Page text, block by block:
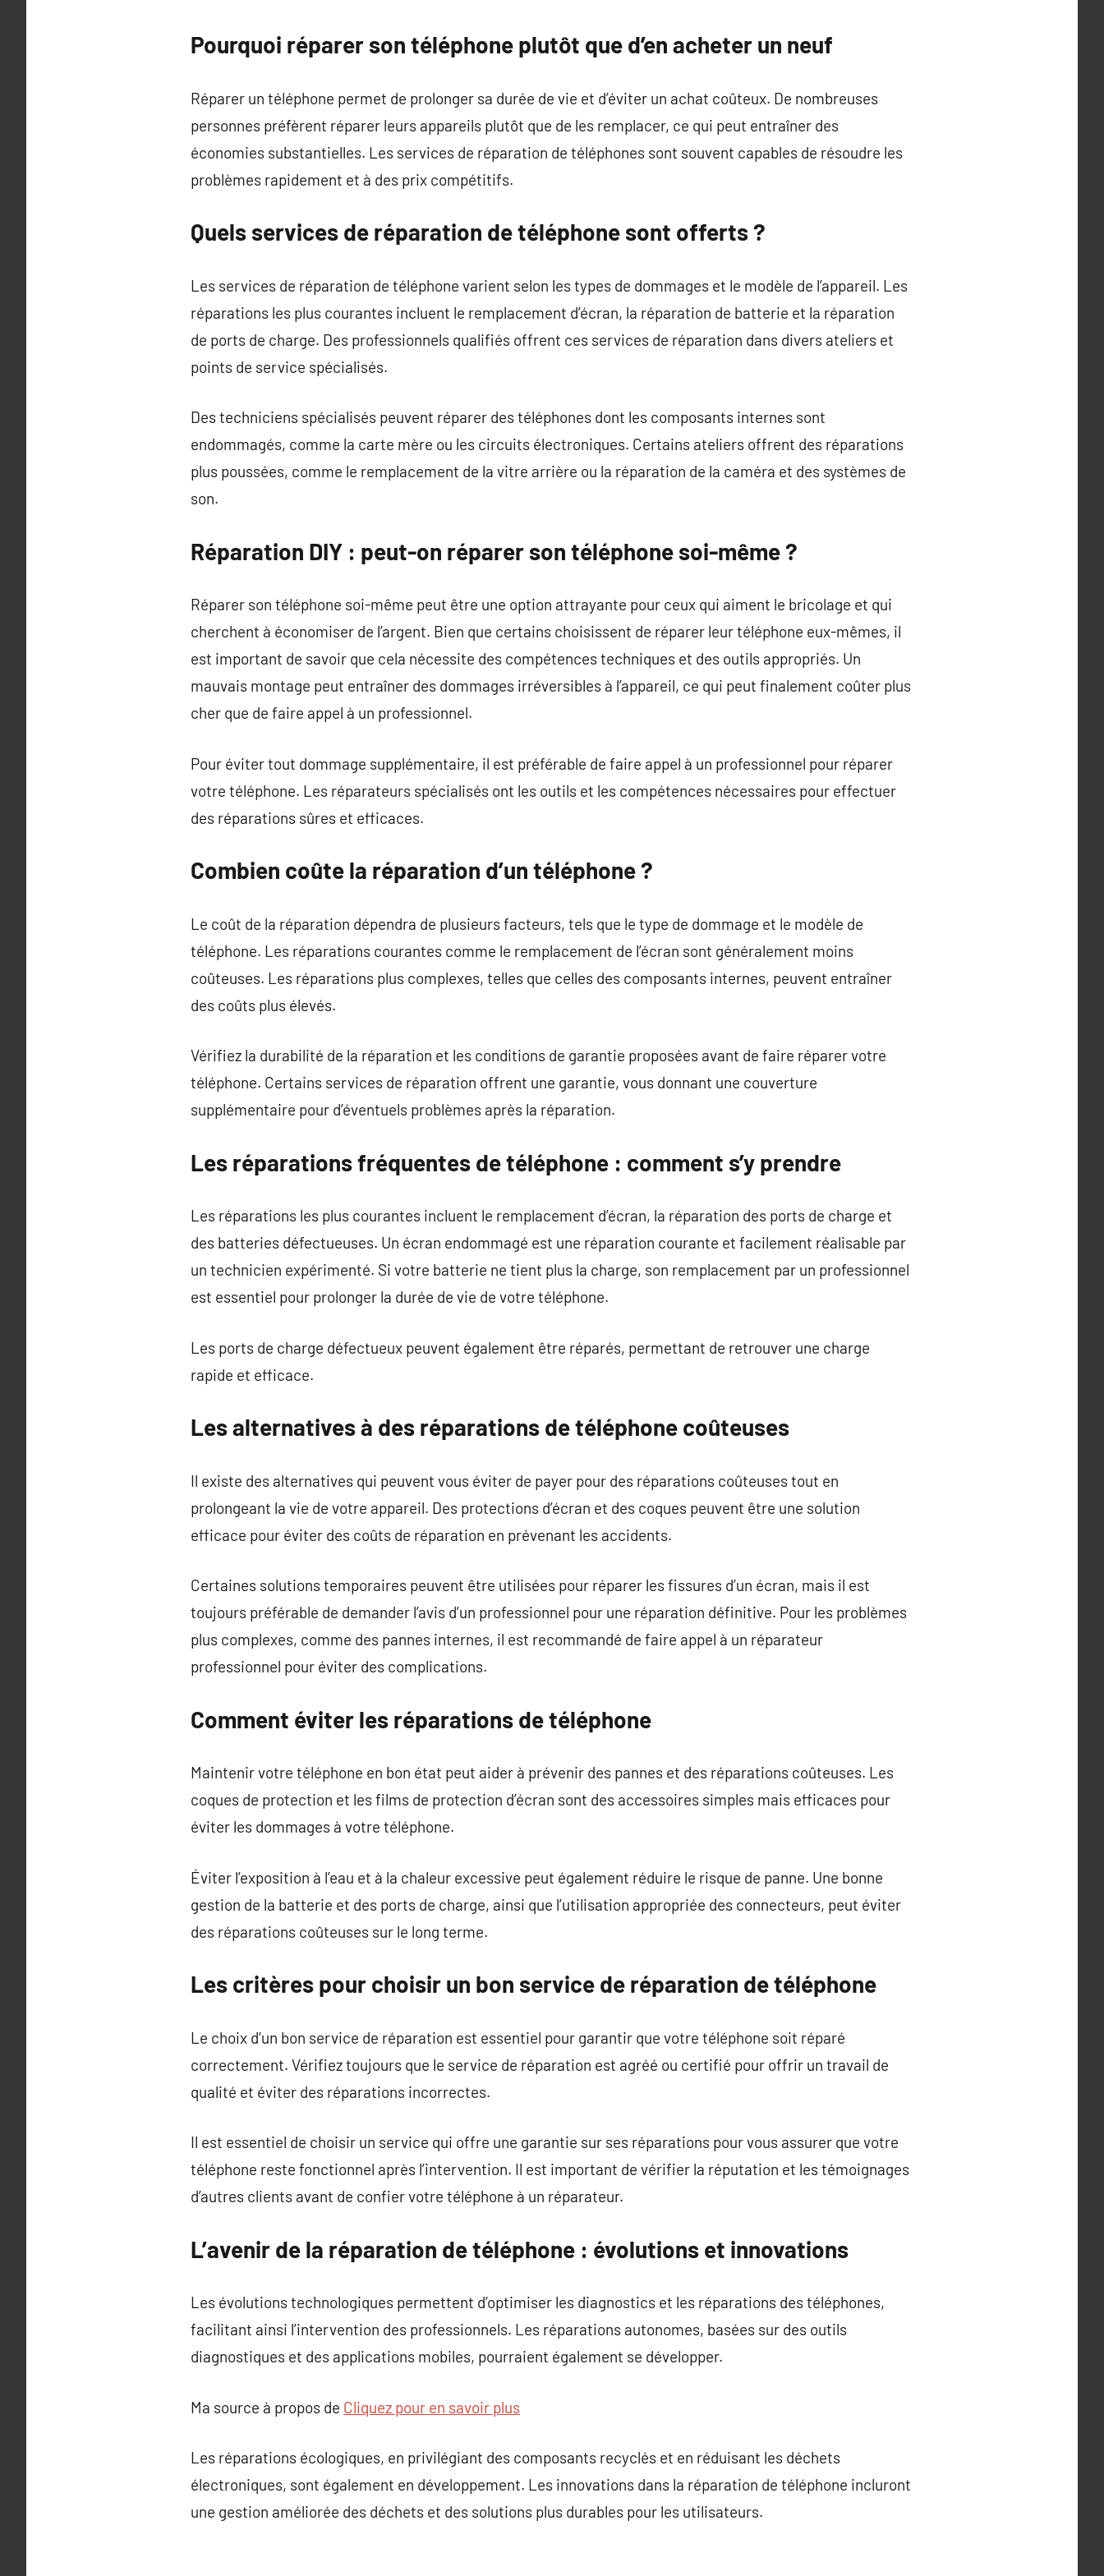
Pourquoi réparer son téléphone plutôt que d’en acheter un neuf
Réparer un téléphone permet de prolonger sa durée de vie et d’éviter un achat coûteux. De nombreuses
personnes préfèrent réparer leurs appareils plutôt que de les remplacer, ce qui peut entraîner des
économies substantielles. Les services de réparation de téléphones sont souvent capables de résoudre les
problèmes rapidement et à des prix compétitifs.
Quels services de réparation de téléphone sont offerts ?
Les services de réparation de téléphone varient selon les types de dommages et le modèle de l’appareil. Les
réparations les plus courantes incluent le remplacement d’écran, la réparation de batterie et la réparation
de ports de charge. Des professionnels qualifiés offrent ces services de réparation dans divers ateliers et
points de service spécialisés.
Des techniciens spécialisés peuvent réparer des téléphones dont les composants internes sont
endommagés, comme la carte mère ou les circuits électroniques. Certains ateliers offrent des réparations
plus poussées, comme le remplacement de la vitre arrière ou la réparation de la caméra et des systèmes de
son.
Réparation DIY : peut-on réparer son téléphone soi-même ?
Réparer son téléphone soi-même peut être une option attrayante pour ceux qui aiment le bricolage et qui
cherchent à économiser de l’argent. Bien que certains choisissent de réparer leur téléphone eux-mêmes, il
est important de savoir que cela nécessite des compétences techniques et des outils appropriés. Un
mauvais montage peut entraîner des dommages irréversibles à l’appareil, ce qui peut finalement coûter plus
cher que de faire appel à un professionnel.
Pour éviter tout dommage supplémentaire, il est préférable de faire appel à un professionnel pour réparer
votre téléphone. Les réparateurs spécialisés ont les outils et les compétences nécessaires pour effectuer
des réparations sûres et efficaces.
Combien coûte la réparation d’un téléphone ?
Le coût de la réparation dépendra de plusieurs facteurs, tels que le type de dommage et le modèle de
téléphone. Les réparations courantes comme le remplacement de l’écran sont généralement moins
coûteuses. Les réparations plus complexes, telles que celles des composants internes, peuvent entraîner
des coûts plus élevés.
Vérifiez la durabilité de la réparation et les conditions de garantie proposées avant de faire réparer votre
téléphone. Certains services de réparation offrent une garantie, vous donnant une couverture
supplémentaire pour d’éventuels problèmes après la réparation.
Les réparations fréquentes de téléphone : comment s’y prendre
Les réparations les plus courantes incluent le remplacement d’écran, la réparation des ports de charge et
des batteries défectueuses. Un écran endommagé est une réparation courante et facilement réalisable par
un technicien expérimenté. Si votre batterie ne tient plus la charge, son remplacement par un professionnel
est essentiel pour prolonger la durée de vie de votre téléphone.
Les ports de charge défectueux peuvent également être réparés, permettant de retrouver une charge
rapide et efficace.
Les alternatives à des réparations de téléphone coûteuses
Il existe des alternatives qui peuvent vous éviter de payer pour des réparations coûteuses tout en
prolongeant la vie de votre appareil. Des protections d’écran et des coques peuvent être une solution
efficace pour éviter des coûts de réparation en prévenant les accidents.
Certaines solutions temporaires peuvent être utilisées pour réparer les fissures d’un écran, mais il est
toujours préférable de demander l’avis d’un professionnel pour une réparation définitive. Pour les problèmes
plus complexes, comme des pannes internes, il est recommandé de faire appel à un réparateur
professionnel pour éviter des complications.
Comment éviter les réparations de téléphone
Maintenir votre téléphone en bon état peut aider à prévenir des pannes et des réparations coûteuses. Les
coques de protection et les films de protection d’écran sont des accessoires simples mais efficaces pour
éviter les dommages à votre téléphone.
Éviter l’exposition à l’eau et à la chaleur excessive peut également réduire le risque de panne. Une bonne
gestion de la batterie et des ports de charge, ainsi que l’utilisation appropriée des connecteurs, peut éviter
des réparations coûteuses sur le long terme.
Les critères pour choisir un bon service de réparation de téléphone
Le choix d’un bon service de réparation est essentiel pour garantir que votre téléphone soit réparé
correctement. Vérifiez toujours que le service de réparation est agréé ou certifié pour offrir un travail de
qualité et éviter des réparations incorrectes.
Il est essentiel de choisir un service qui offre une garantie sur ses réparations pour vous assurer que votre
téléphone reste fonctionnel après l’intervention. Il est important de vérifier la réputation et les témoignages
d’autres clients avant de confier votre téléphone à un réparateur.
L’avenir de la réparation de téléphone : évolutions et innovations
Les évolutions technologiques permettent d’optimiser les diagnostics et les réparations des téléphones,
facilitant ainsi l’intervention des professionnels. Les réparations autonomes, basées sur des outils
diagnostiques et des applications mobiles, pourraient également se développer.
Ma source à propos de Cliquez pour en savoir plus
Les réparations écologiques, en privilégiant des composants recyclés et en réduisant les déchets
électroniques, sont également en développement. Les innovations dans la réparation de téléphone incluront
une gestion améliorée des déchets et des solutions plus durables pour les utilisateurs.